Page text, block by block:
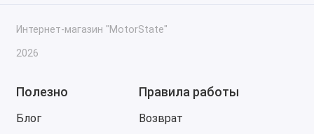
Специалистам по чип-тюнингу и удалению DPF,
оптимизации работы техники.
Список файлов в наборе.
Интернет-магазин "MotorState"
2026
Полезно
Блог
Правила работы
Возврат